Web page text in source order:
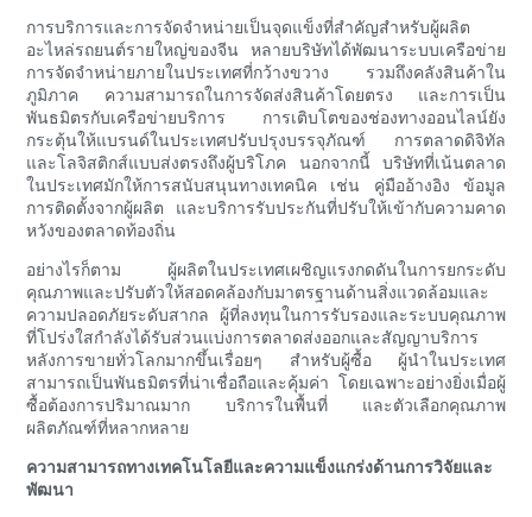
การบริการและการจัดจำหน่ายเป็นจุดแข็งที่สำคัญสำหรับผู้ผลิต
อะไหล่รถยนต์รายใหญ่ของจีน หลายบริษัทได้พัฒนาระบบเครือข่าย
การจัดจำหน่ายภายในประเทศที่กว้างขวาง รวมถึงคลังสินค้าใน
ภูมิภาค ความสามารถในการจัดส่งสินค้าโดยตรง และการเป็น
พันธมิตรกับเครือข่ายบริการ การเติบโตของช่องทางออนไลน์ยัง
กระตุ้นให้แบรนด์ในประเทศปรับปรุงบรรจุภัณฑ์ การตลาดดิจิทัล
และโลจิสติกส์แบบส่งตรงถึงผู้บริโภค นอกจากนี้ บริษัทที่เน้นตลาด
ในประเทศมักให้การสนับสนุนทางเทคนิค เช่น คู่มืออ้างอิง ข้อมูล
การติดตั้งจากผู้ผลิต และบริการรับประกันที่ปรับให้เข้ากับความคาด
หวังของตลาดท้องถิ่น
อย่างไรก็ตาม ผู้ผลิตในประเทศเผชิญแรงกดดันในการยกระดับ
คุณภาพและปรับตัวให้สอดคล้องกับมาตรฐานด้านสิ่งแวดล้อมและ
ความปลอดภัยระดับสากล ผู้ที่ลงทุนในการรับรองและระบบคุณภาพ
ที่โปร่งใสกำลังได้รับส่วนแบ่งการตลาดส่งออกและสัญญาบริการ
หลังการขายทั่วโลกมากขึ้นเรื่อยๆ สำหรับผู้ซื้อ ผู้นำในประเทศ
สามารถเป็นพันธมิตรที่น่าเชื่อถือและคุ้มค่า โดยเฉพาะอย่างยิ่งเมื่อผู้
ซื้อต้องการปริมาณมาก บริการในพื้นที่ และตัวเลือกคุณภาพ
ผลิตภัณฑ์ที่หลากหลาย
ความสามารถทางเทคโนโลยีและความแข็งแกร่งด้านการวิจัยและ
พัฒนา